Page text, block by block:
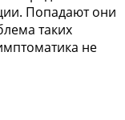
Попадают они
таких
не